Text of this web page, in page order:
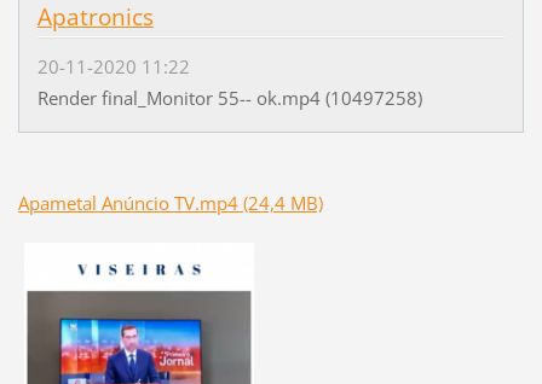
Apatronics
20-11-2020 11:22
Render final_Monitor 55-- ok.mp4 (10497258)
Apametal Anúncio TV.mp4 (24,4 MB)